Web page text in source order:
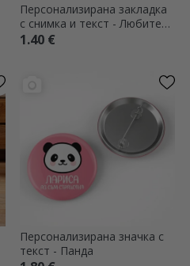
Персонализирана закладка
с снимка и текст - Любител
на книгите
1.40 €
Персонализирана значка с
текст - Панда